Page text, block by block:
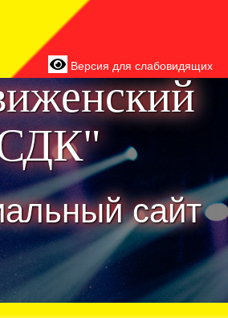
Версия для слабовидящих
сайт